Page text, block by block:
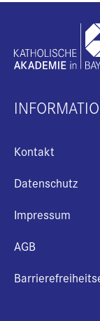
Kontakt
Datenschutz
Impressum
AGB